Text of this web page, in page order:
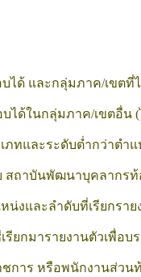
ได้ และกลุ่มภาค/เขตที่
ได้ในกลุ่มภาค/เขตอื่น
ทและระดับต่ำกว่าตำ
สถาบันพัฒนาบุคลากร
น่งและลำดับที่เรียกรา
รียกมารายงานตัวเพื่อ
การ หรือพนักงานส่วน